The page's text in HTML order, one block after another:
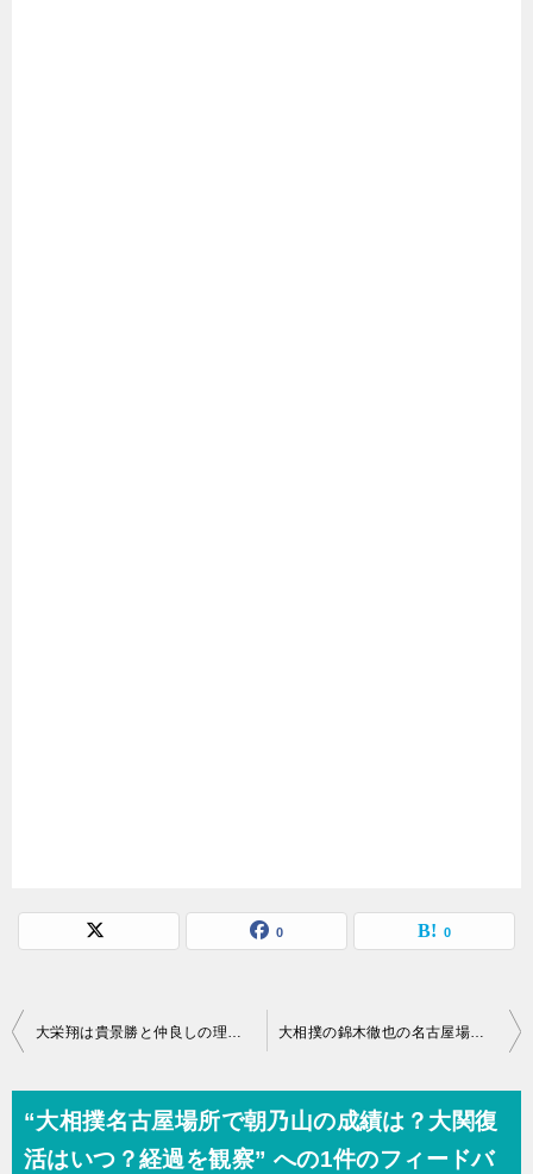
0 0
投
ビ
大栄翔は貴景勝と仲良しの理由は？出会いはいつから？ 大相撲の錦木徹也の名古屋場所の成績！結婚や出身地や学歴と四股名の由来
“大相撲名古屋場所で朝乃山の成績は？大関復
活はいつ？経過を観察” への1件のフィードバ